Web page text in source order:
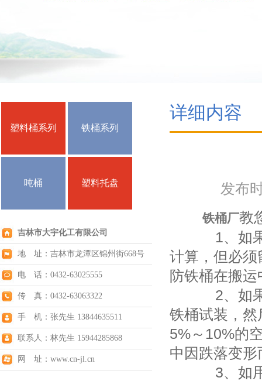
塑料桶系列 铁桶系列
吨桶 塑料托盘
吉林市大宇化工有限公司
地 址：吉林市龙潭区锦州街668号
电 话：0432-63025555
传 真：0432-63063322
手 机：张先生 13844635511
联系人：林先生 15944285868
网 址：www.cn-jl.cn
详细内容
发布
铁桶厂教
1、如果您
计算，但必
防铁桶在搬
2、如果您
铁桶试装，
5%～10%的
中因跌落变
3、如用户